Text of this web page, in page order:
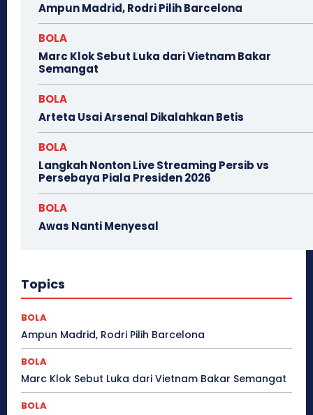
Ampun Madrid, Rodri Pilih Barcelona
BOLA
Marc Klok Sebut Luka dari Vietnam Bakar
Semangat
BOLA
Arteta Usai Arsenal Dikalahkan Betis
BOLA
Langkah Nonton Live Streaming Persib vs
Persebaya Piala Presiden 2026
BOLA
Awas Nanti Menyesal
Topics
BOLA
Ampun Madrid, Rodri Pilih Barcelona
BOLA
Marc Klok Sebut Luka dari Vietnam Bakar Semangat
BOLA